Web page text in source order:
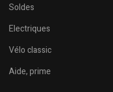
Soldes
Electriques
Vélo classic
Aide, prime